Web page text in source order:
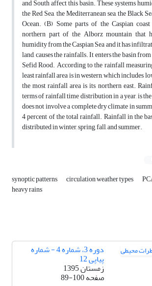
and South affect this basin. These systems
the Red Sea, the Mediterranean sea, the Black
Ocean. (B) Some parts of the Caspian
northern part of the Alborz mountain that
humidity from the Caspian Sea and it has
land, causes the rainfalls. It enters the basin
Sefid Rood. According to the rainfall
least rainfall area is in western, which includes
the most rainfall area is its northern east.
terms of rainfall time distribution in a year, is
does not involve a complete dry climate in
4 percent of the total rainfall. Rainfall in the
distributed in winter, spring, fall, and summer.
synoptic patterns circulation weather types
heavy rains
دوره 3، شماره 4 - شماره
پیاپی 12
زمستان 1395
صفحه89-100